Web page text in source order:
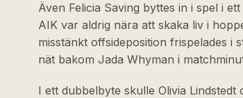
Även Felicia Saving byttes in i spel i
AIK var aldrig nära att skaka liv i
misstänkt offsideposition frispelades i
nät bakom Jada Whyman i
I ett dubbelbyte skulle Olivia Lindstedt